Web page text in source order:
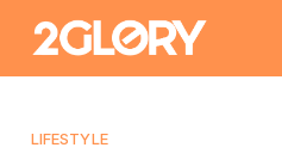
LIFESTYLE